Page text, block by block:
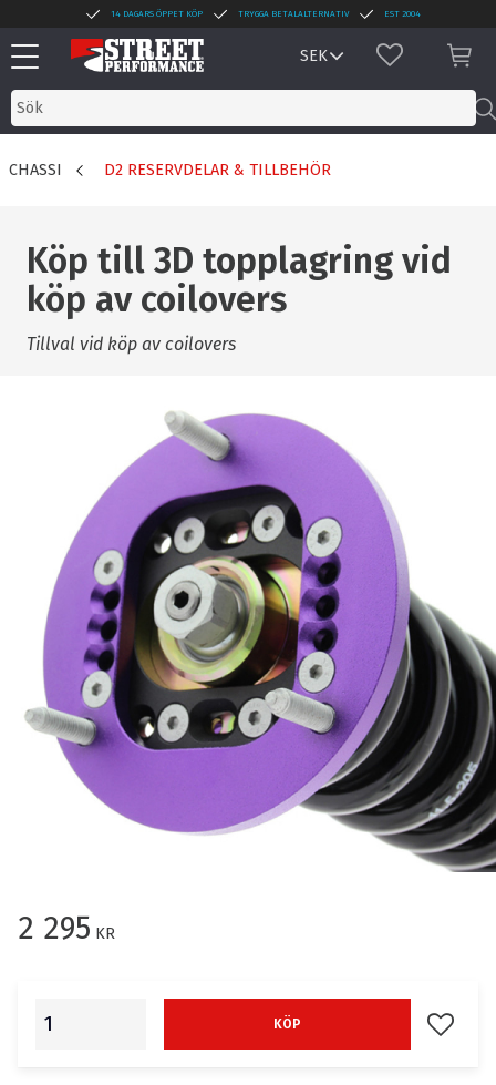
Meny
14 DAGARS ÖPPET KÖP TRYGGA BETALALTERNATIV EST 2004
FAVORITER
CHASSI D2 RESERVDELAR & TILLBEHÖR
Köp till 3D topplagring vid
köp av coilovers
Tillval vid köp av coilovers
2 295 KR
KÖP Lägg